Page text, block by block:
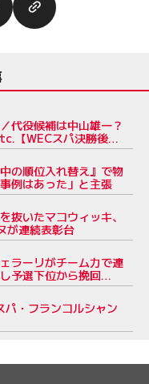
代役候補は中山雄一？
【WECスパ決勝後
の順位入れ替え』で物
例はあった」と主張
抜いたマコウィッキ、
が連続表彰台
ラーリがチーム力で連
予選下位から挽回
・フランコルシャン